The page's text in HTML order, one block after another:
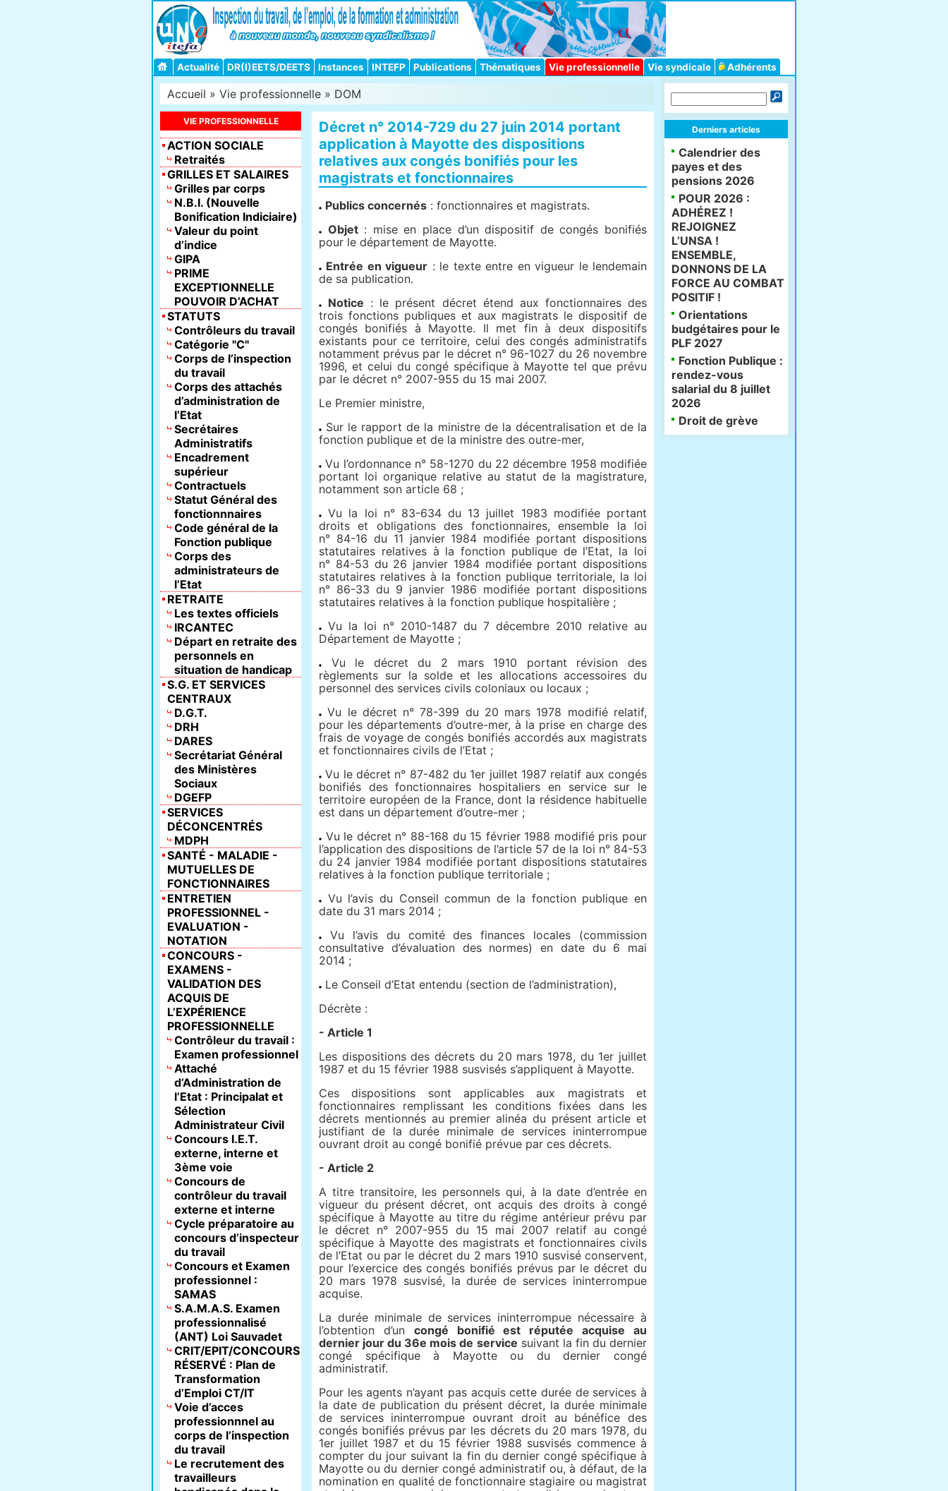
Actualité DR(I)EETS/DEETS Instances INTEFP Publications Thématiques Vie professionnelle Vie syndicale Adhérents
Accueil » Vie professionnelle » DOM
Décret n° 2014-729 du 27 juin 2014 portant
application à Mayotte des dispositions
relatives aux congés bonifiés pour les
magistrats et fonctionnaires
Publics concernés : fonctionnaires et magistrats.
Objet: mise en place d’un dispositif de congés bonifiés
pour le département de Mayotte.
Entrée en vigueur : le texte entre en vigueur le lendemain
de sa publication.
Notice : le présent décret étend aux fonctionnaires des
trois fonctions publiques et aux magistrats le dispositif de
congés bonifiés à Mayotte. Il met fin à deux dispositifs
existants pour ce territoire, celui des congés administratifs
notamment prévus par le décret n° 96-1027 du 26 novembre
1996, et celui du congé spécifique à Mayotte tel que prévu
par le décret n° 2007-955 du 15 mai 2007.
Le Premier ministre,
Sur le rapport de la ministre de la décentralisation et de la
fonction publique et de la ministre des outre-mer,
Vu l’ordonnance n° 58-1270 du 22 décembre 1958 modifiée
portant loi organique relative au statut de la magistrature,
notamment son article 68 ;
Vu la loi n° 83-634 du 13 juillet 1983 modifiée portant
droits et obligations des fonctionnaires, ensemble la loi
n° 84-16 du 11 janvier 1984 modifiée portant dispositions
statutaires relatives à la fonction publique de l’Etat, la loi
n° 84-53 du 26 janvier 1984 modifiée portant dispositions
statutaires relatives à la fonction publique territoriale, la loi
n° 86-33 du 9 janvier 1986 modifiée portant dispositions
statutaires relatives à la fonction publique hospitalière ;
Vu la loi n° 2010-1487 du 7 décembre 2010 relative au
Département de Mayotte ;
Vu le décret du 2 mars 1910 portant révision des
règlements sur la solde et les allocations accessoires du
personnel des services civils coloniaux ou locaux ;
Vu le décret n° 78-399 du 20 mars 1978 modifié relatif,
pour les départements d’outre-mer, à la prise en charge des
frais de voyage de congés bonifiés accordés aux magistrats
et fonctionnaires civils de l’Etat ;
Vu le décret n° 87-482 du 1er juillet 1987 relatif aux congés
bonifiés des fonctionnaires hospitaliers en service sur le
territoire européen de la France, dont la résidence habituelle
est dans un département d’outre-mer ;
Vu le décret n° 88-168 du 15 février 1988 modifié pris pour
l’application des dispositions de l’article 57 de la loi n° 84-53
du 24 janvier 1984 modifiée portant dispositions statutaires
relatives à la fonction publique territoriale ;
Vu l’avis du Conseil commun de la fonction publique en
date du 31 mars 2014 ;
Vu l’avis du comité des finances locales (commission
consultative d’évaluation des normes) en date du 6 mai
2014 ;
Le Conseil d’Etat entendu (section de l’administration),
Décrète :
- Article 1
Les dispositions des décrets du 20 mars 1978, du 1er juillet
1987 et du 15 février 1988 susvisés s’appliquent à Mayotte.
Ces dispositions sont applicables aux magistrats et
fonctionnaires remplissant les conditions fixées dans les
décrets mentionnés au premier alinéa du présent article et
justifiant de la durée minimale de services ininterrompue
ouvrant droit au congé bonifié prévue par ces décrets.
- Article 2
A titre transitoire, les personnels qui, à la date d’entrée en
vigueur du présent décret, ont acquis des droits à congé
spécifique à Mayotte au titre du régime antérieur prévu par
le décret n° 2007-955 du 15 mai 2007 relatif au congé
spécifique à Mayotte des magistrats et fonctionnaires civils
de l’Etat ou par le décret du 2 mars 1910 susvisé conservent,
pour l’exercice des congés bonifiés prévus par le décret du
20 mars 1978 susvisé, la durée de services ininterrompue
acquise.
La durée minimale de services ininterrompue nécessaire à
l’obtention d’un congé bonifié est réputée acquise au
dernier jour du 36e mois de service suivant la fin du dernier
congé spécifique à Mayotte ou du dernier congé
administratif.
Pour les agents n’ayant pas acquis cette durée de services à
la date de publication du présent décret, la durée minimale
de services ininterrompue ouvrant droit au bénéfice des
congés bonifiés prévus par les décrets du 20 mars 1978, du
1er juillet 1987 et du 15 février 1988 susvisés commence à
compter du jour suivant la fin du dernier congé spécifique à
Mayotte ou du dernier congé administratif ou, à défaut, de la
nomination en qualité de fonctionnaire stagiaire ou magistrat
VIE PROFESSIONNELLE
ACTION SOCIALE
Retraités
GRILLES ET SALAIRES
Grilles par corps
N.B.I. (Nouvelle
Bonification Indiciaire)
Valeur du point
d’indice
GIPA
PRIME
EXCEPTIONNELLE
POUVOIR D’ACHAT
STATUTS
Contrôleurs du travail
Catégorie "C"
Corps de l’inspection
du travail
Corps des attachés
d’administration de
l’Etat
Secrétaires
Administratifs
Encadrement
supérieur
Contractuels
Statut Général des
fonctionnnaires
Code général de la
Fonction publique
Corps des
administrateurs de
l’Etat
RETRAITE
Les textes officiels
IRCANTEC
Départ en retraite des
personnels en
situation de handicap
S.G. ET SERVICES
CENTRAUX
D.G.T.
DRH
DARES
Secrétariat Général
des Ministères
Sociaux
DGEFP
SERVICES
DÉCONCENTRÉS
MDPH
SANTÉ - MALADIE -
MUTUELLES DE
FONCTIONNAIRES
ENTRETIEN
PROFESSIONNEL -
EVALUATION -
NOTATION
CONCOURS -
EXAMENS -
VALIDATION DES
ACQUIS DE
L’EXPÉRIENCE
PROFESSIONNELLE
Contrôleur du travail :
Examen professionnel
Attaché
d’Administration de
l’Etat : Principalat et
Sélection
Administrateur Civil
Concours I.E.T.
externe, interne et
3ème voie
Concours de
contrôleur du travail
externe et interne
Cycle préparatoire au
concours d’inspecteur
du travail
Concours et Examen
professionnel :
SAMAS
S.A.M.A.S. Examen
professionnalisé
(ANT) Loi Sauvadet
CRIT/EPIT/CONCOURS
RÉSERVÉ : Plan de
Transformation
d’Emploi CT/IT
Voie d’acces
professionnnel au
corps de l’inspection
du travail
Le recrutement des
travailleurs
Derniers articles
Calendrier des
payes et des
pensions 2026
POUR 2026 :
ADHÉREZ !
REJOIGNEZ
L’UNSA !
ENSEMBLE,
DONNONS DE LA
FORCE AU COMBAT
POSITIF !
Orientations
budgétaires pour le
PLF 2027
Fonction Publique :
rendez-vous
salarial du 8 juillet
2026
Droit de grève